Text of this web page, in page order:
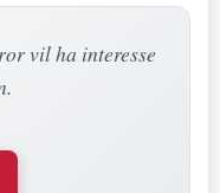
vil ha interesse